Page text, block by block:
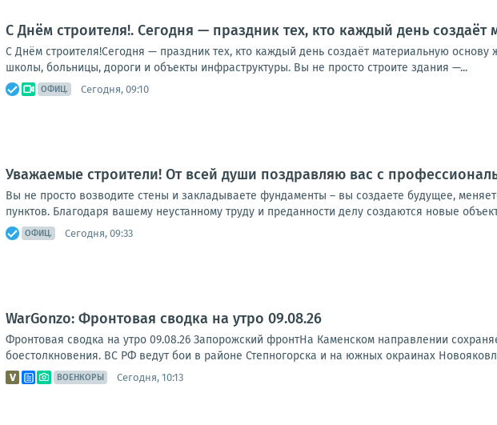
С Днём строителя!. Сегодня — праздник тех, кто каждый день
С Днём строителя!Сегодня — праздник тех, кто каждый день создаёт материальную
школы, больницы, дороги и объекты инфраструктуры. Вы не просто строите здания —...
ОФИЦ. Сегодня, 09:10
Уважаемые строители! От всей души поздравляю вас с
Вы не просто возводите стены и закладываете фундаменты – вы создаете будущее,
пунктов. Благодаря вашему неустанному труду и преданности делу создаются новые
ОФИЦ. Сегодня, 09:33
WarGonzo: Фронтовая сводка на утро 09.08.26
Фронтовая сводка на утро 09.08.26 Запорожский фронтНа Каменском направлении
боестолкновения. ВС РФ ведут бои в районе Степногорска и на южных окраинах
ВОЕНКОРЫ Сегодня, 10:13